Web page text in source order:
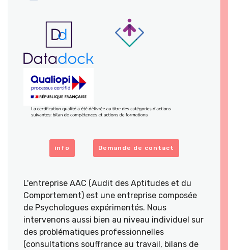
info Demande de contact
L'entreprise AAC (Audit des Aptitudes et du
Comportement) est une entreprise composée
de Psychologues expérimentés. Nous
intervenons aussi bien au niveau individuel sur
des problématiques professionnelles
(consultations souffrance au travail, bilans de